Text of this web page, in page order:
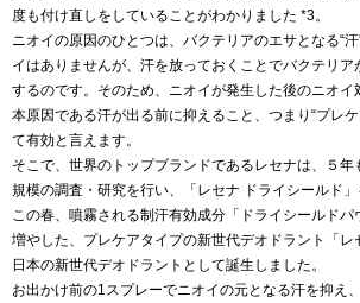
度も付け直しをしていることがわかりました *3。
ニオイの原因のひとつは、バクテリアのエサとなる“
イはありませんが、汗を放っておくことでバクテリア
するのです。そのため、ニオイが発生した後のニオイ
本原因である汗が出る前に抑えること、つまり“プレ
て有効と言えます。
そこで、世界のトップブランドであるレセナは、５年
規模の調査・研究を行い、「レセナ ドライシールド
この春、噴霧される制汗有効成分「ドライシールド
増やした、プレケアタイプの新世代デオドラント「レ
日本の新世代デオドラントとして誕生しました。
お出かけ前の1スプレーでニオイの元となる汗を抑え